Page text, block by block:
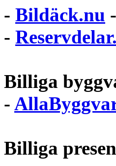
- Bildäck.nu -
-
Billiga
-
Billiga